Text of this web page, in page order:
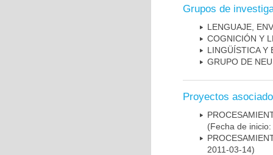
Grupos de
LENGUAJE,
COGNICIÓN Y
LINGÜÍSTICA Y
GRUPO DE
Proyectos
(Fecha de
2011-03-14)